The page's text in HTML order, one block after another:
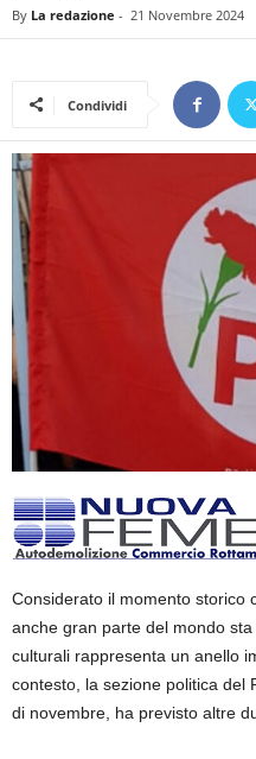
By La redazione - 21 Novembre 2024
Condividi
Considerato il momento storico
anche gran parte del mondo
culturali rappresenta un anello
contesto, la sezione politica del
di novembre, ha previsto altre